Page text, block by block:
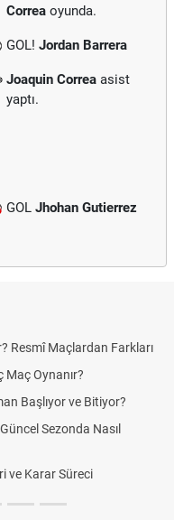
Correa oyunda.
GOL! Jordan Barrera
Joaquin Correa asist
yaptı.
GOL Jhohan Gutierrez
Resmî Maçlardan Farkları
Oynanır?
Başlıyor ve Bitiyor?
Sezonda Nasıl
ve Karar Süreci